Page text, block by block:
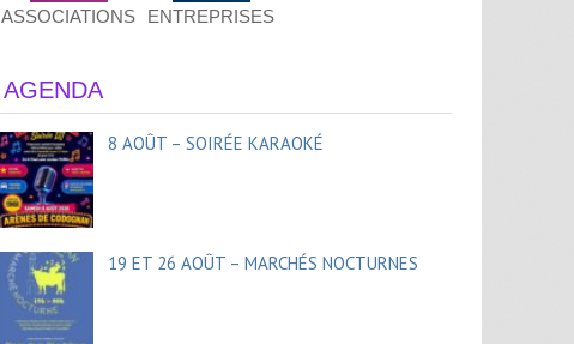
ASSOCIATIONS ENTREPRISES
AGENDA
8 AOÛT – SOIRÉE KARAOKÉ
19 ET 26 AOÛT – MARCHÉS NOCTURNES